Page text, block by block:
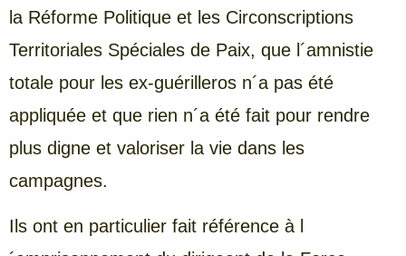
la Réforme Politique et les Circonscriptions
Territoriales Spéciales de Paix, que l´amnistie
totale pour les ex-guérilleros n´a pas été
appliquée et que rien n´a été fait pour rendre
plus digne et valoriser la vie dans les
campagnes.
Ils ont en particulier fait référence à l